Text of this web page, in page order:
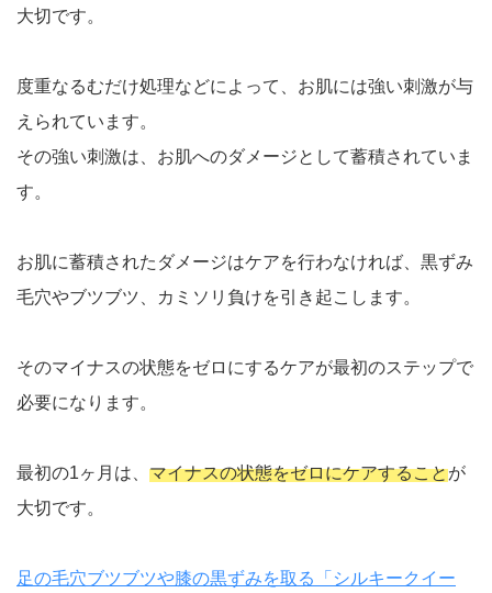
大切です。
度重なるむだけ処理などによって、お肌には強い刺激が与
えられています。
その強い刺激は、お肌へのダメージとして蓄積されていま
す。
お肌に蓄積されたダメージはケアを行わなければ、黒ずみ
毛穴やブツブツ、カミソリ負けを引き起こします。
そのマイナスの状態をゼロにするケアが最初のステップで
必要になります。
最初の1ヶ月は、 マイナスの状態をゼロにケアすることが
大切です。
足の毛穴ブツブツや膝の黒ずみを取る「シルキークイー